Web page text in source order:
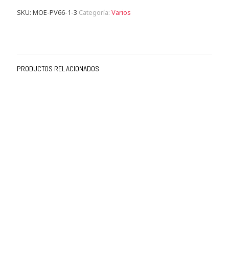
SKU: MOE-PV66-1-3 Categoría: Varios
PRODUCTOS RELACIONADOS